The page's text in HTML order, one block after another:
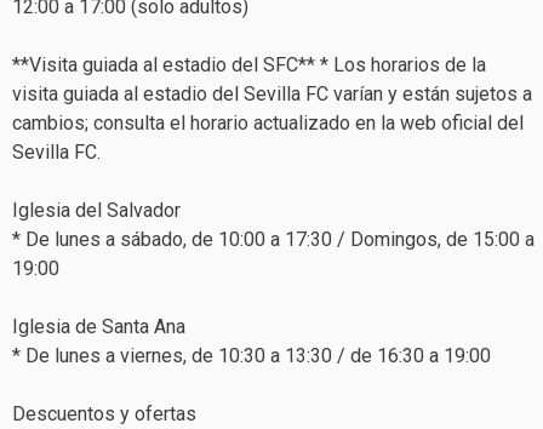
12:00 a 17:00 (solo adultos)
**Visita guiada al estadio del SFC** * Los horarios de la
visita guiada al estadio del Sevilla FC varían y están sujetos a
cambios; consulta el horario actualizado en la web oficial del
Sevilla FC.
Iglesia del Salvador
* De lunes a sábado, de 10:00 a 17:30 / Domingos, de 15:00 a
19:00
Iglesia de Santa Ana
* De lunes a viernes, de 10:30 a 13:30 / de 16:30 a 19:00
Descuentos y ofertas